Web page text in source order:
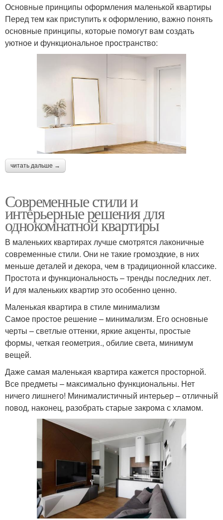
Основные принципы оформления маленькой квартиры
Перед тем как приступить к оформлению, важно понять
основные принципы, которые помогут вам создать
уютное и функциональное пространство:
читать дальше →
Современные стили и
интерьерные решения для
однокомнатной квартиры
В маленьких квартирах лучше смотрятся лаконичные
современные стили. Они не такие громоздкие, в них
меньше деталей и декора, чем в традиционной классике.
Простота и функциональность – тренды последних лет.
И для маленьких квартир это особенно ценно.
Маленькая квартира в стиле минимализм
Самое простое решение – минимализм. Его основные
черты – светлые оттенки, яркие акценты, простые
формы, четкая геометрия., обилие света, минимум
вещей.
Даже самая маленькая квартира кажется просторной.
Все предметы – максимально функциональны. Нет
ничего лишнего! Минималистичный интерьер – отличный
повод, наконец, разобрать старые закрома с хламом.